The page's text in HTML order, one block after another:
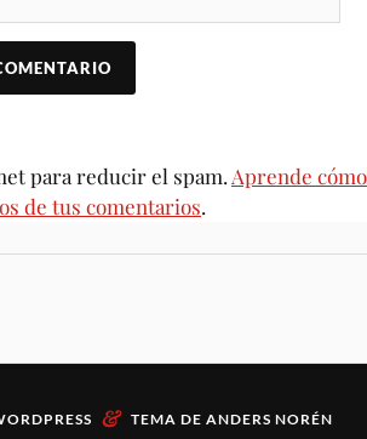
para reducir el spam. Aprende cómo
de tus comentarios.
& TEMA DE ANDERS NORÉN